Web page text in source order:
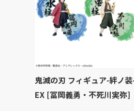
鬼滅の刃 フィギュア-絆ノ
EX [冨岡義勇・不死川実弥]